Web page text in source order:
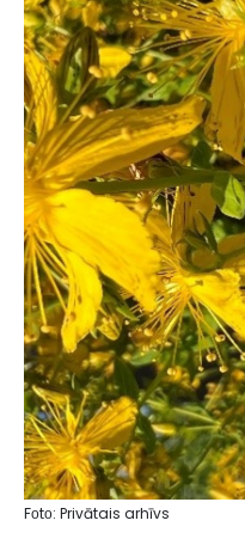
Fоtо: Privātais arhīvs